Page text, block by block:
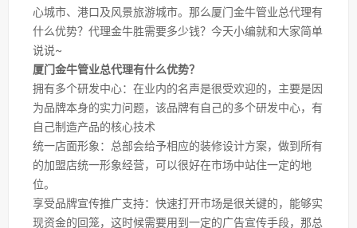
心城市、港口及风景旅游城市。那么厦门金牛管业总代理有
什么优势？代理金牛胜需要多少钱？今天小编就和大家简单
说说~
厦门金牛管业总代理有什么优势？
拥有多个研发中心：在业内的名声是很受欢迎的，主要是因
为品牌本身的实力问题，该品牌有自己的多个研发中心，有
自己制造产品的核心技术
统一店面形象：总部会给予相应的装修设计方案，做到所有
的加盟店统一形象经营，可以很好在市场中站住一定的地
位。
享受品牌宣传推广支持：快速打开市场是很关键的，能够实
现资金的回笼，这时候需要用到一定的广告宣传手段，那总